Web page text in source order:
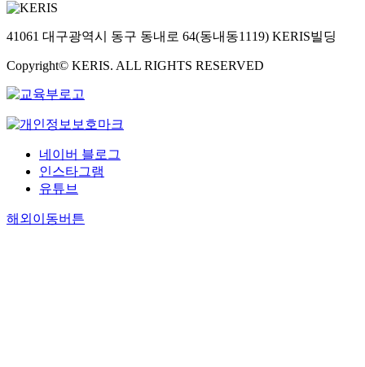
41061 대구광역시 동구 동내로 64(동내동1119) KERIS빌딩
Copyright© KERIS. ALL RIGHTS RESERVED
네이버 블로그
인스타그램
유튜브
해외이동버튼